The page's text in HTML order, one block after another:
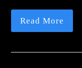
Read More